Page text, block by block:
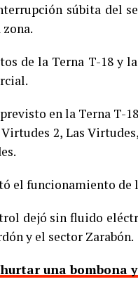
súbita del
de la Terna T-18 y
en la Terna T-
2, Las
funcionamiento de
dejó sin fluido
y el sector Zarabón.
una bombona